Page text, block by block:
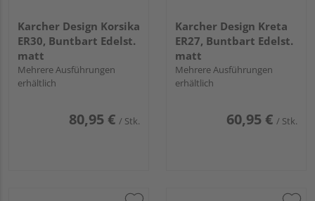
Karcher Design Korsika
ER30, Buntbart Edelst.
matt
Mehrere Ausführungen
erhältlich
80,95 € / Stk.
Karcher Design Kreta
ER27, Buntbart Edelst.
matt
Mehrere Ausführungen
erhältlich
60,95 € / Stk.